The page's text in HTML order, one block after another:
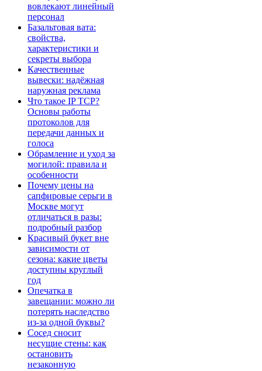
вовлекают линейный
персонал
Базальтовая вата:
свойства,
характеристики и
секреты выбора
Качественные
вывески: надёжная
наружная реклама
Что такое IP TCP?
Основы работы
протоколов для
передачи данных и
голоса
Обрамление и уход за
могилой: правила и
особенности
Почему цены на
сапфировые серьги в
Москве могут
отличаться в разы:
подробный разбор
Красивый букет вне
зависимости от
сезона: какие цветы
доступны круглый
год
Опечатка в
завещании: можно ли
потерять наследство
из-за одной буквы?
Сосед сносит
несущие стены: как
остановить
незаконную